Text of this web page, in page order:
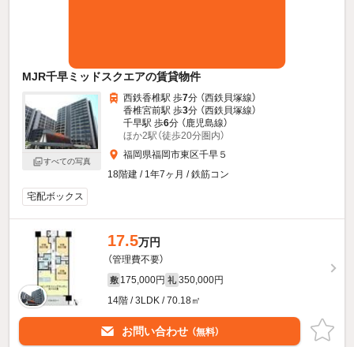
MJR千早ミッドスクエアの賃貸物件
すべての写真
西鉄香椎駅 歩7分 （西鉄貝塚線）
香椎宮前駅 歩3分 （西鉄貝塚線）
千早駅 歩6分 （鹿児島線）
ほか2駅（徒歩20分圏内）
福岡県福岡市東区千早５
18階建 / 1年7ヶ月 / 鉄筋コン
宅配ボックス
17.5万円
（管理費不要）
敷 175,000円 礼 350,000円
14階 / 3LDK / 70.18㎡
お問い合わせ （無料）